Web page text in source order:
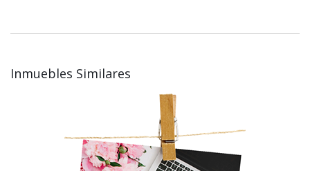
Inmuebles Similares